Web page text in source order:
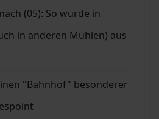
(05): So wurde in
in anderen Mühlen) aus
"Bahnhof" besonderer